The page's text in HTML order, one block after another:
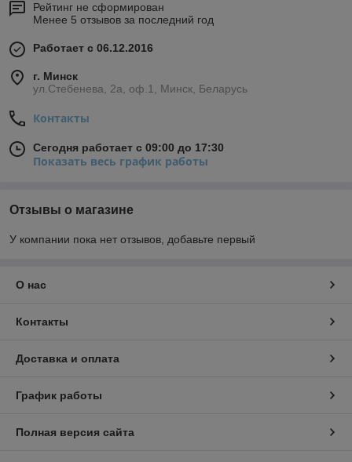
Рейтинг не сформирован
Менее 5 отзывов за последний год
Работает с 06.12.2016
г. Минск
ул.Стебенева, 2а, оф.1, Минск, Беларусь
Контакты
Сегодня работает с 09:00 до 17:30
Показать весь график работы
Отзывы о магазине
У компании пока нет отзывов, добавьте первый
О нас
Контакты
Доставка и оплата
График работы
Полная версия сайта